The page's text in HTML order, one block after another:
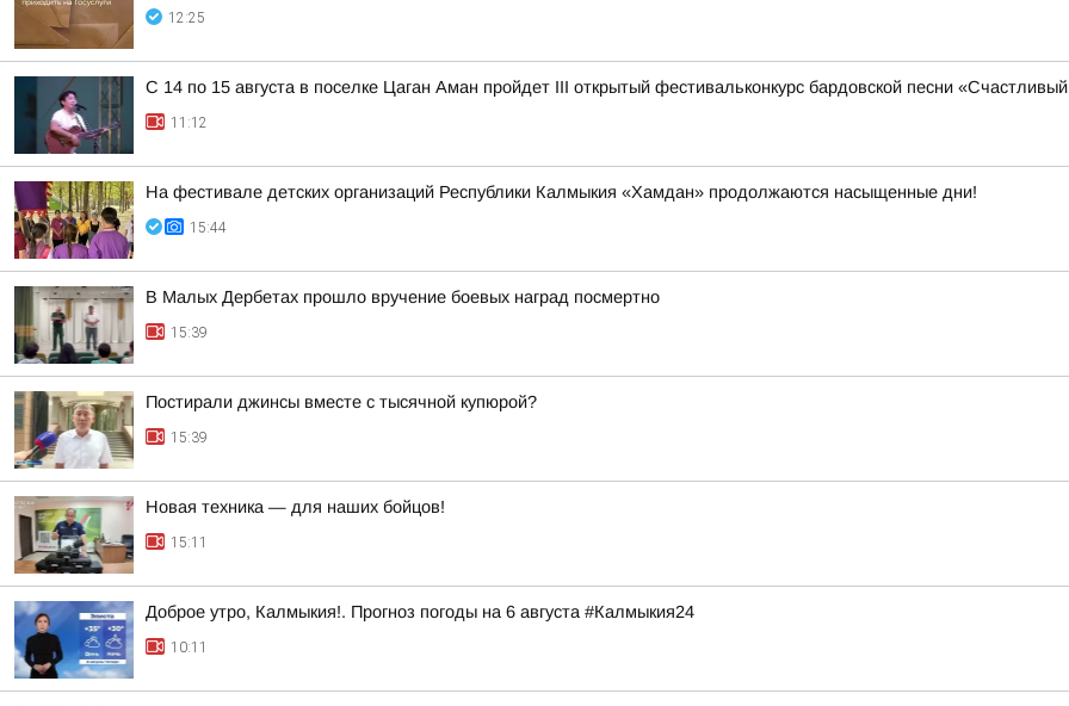
12:25
С 14 по 15 августа в поселке Цаган Аман пройдет III открытый фестивальконкурс бардовской песни «Счастливый
11:12
На фестивале детских организаций Республики Калмыкия «Хамдан» продолжаются насыщенные дни!
15:44
В Малых Дербетах прошло вручение боевых наград посмертно
15:39
Постирали джинсы вместе с тысячной купюрой?
15:39
Новая техника — для наших бойцов!
15:11
Доброе утро, Калмыкия!. Прогноз погоды на 6 августа #Калмыкия24
10:11